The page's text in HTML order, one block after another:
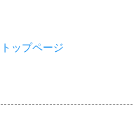
トップページ